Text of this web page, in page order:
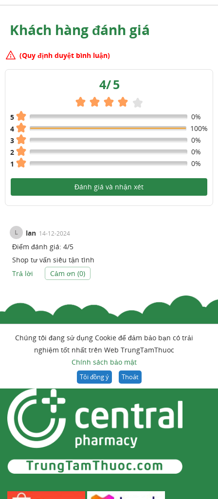
Khách hàng đánh giá
(Quy định duyệt bình luận)
4/5
5
0%
4
100%
3
0%
2
0%
1
0%
Đánh giá và nhận xét
L lan 14-12-2024
Điểm đánh giá: 4/5
Shop tư vấn siêu tận tình
Trả lời
Cảm ơn (0)
Chúng tôi đang sử dụng Cookie để đảm bảo bạn có trải
nghiệm tốt nhất trên Web TrungTamThuoc
Chính sách bảo mật
Tôi đồng ý Thoát